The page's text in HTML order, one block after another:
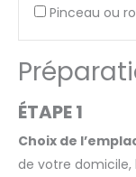
Pinceau ou
ÉTAPE 1
Choix de
de votre domicile,